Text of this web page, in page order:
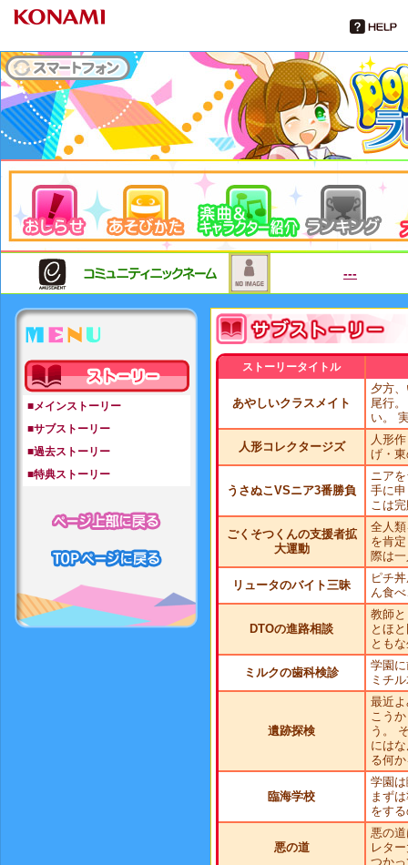
---
■メインストーリー
■サブストーリー
■過去ストーリー
■特典ストーリー
ストーリータイトル
あやしいクラスメイト
夕方
尾行
い。
人形コレクタージズ
人形
げ・
うさぬこVSニア3番勝負
ニア
手に
こは
ごくそつくんの支援者拡
大運動
全人
を肯
際は
リュータのバイト三昧
ピチ
ん食
DTOの進路相談
教師
とほ
とも
ミルクの歯科検診
学園
ミチ
遺跡探検
最近
こう
う。
には
る何
臨海学校
学園
まず
をす
悪の道
悪の
レタ
つか